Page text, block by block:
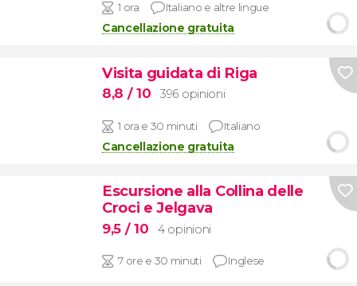
1 ora Italiano e altre lingue
Cancellazione gratuita
Visita guidata di Riga
8,8 / 10 396 opinioni
1 ora e 30 minuti Italiano
Cancellazione gratuita
Escursione alla Collina delle
Croci e Jelgava
9,5 / 10 4 opinioni
7 ore e 30 minuti Inglese